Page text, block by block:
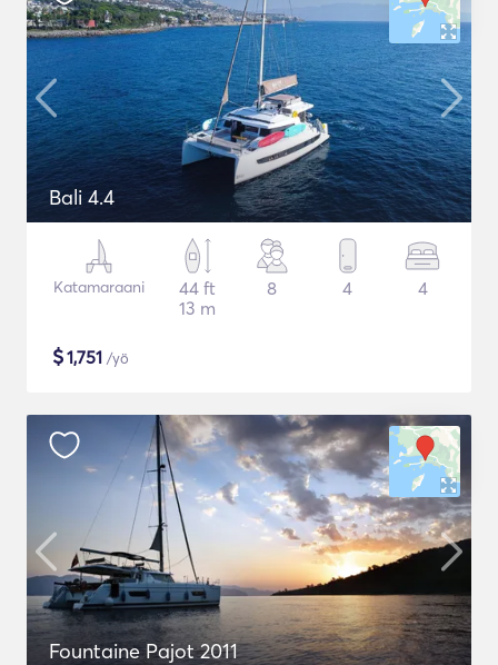
Bali 4.4
Katamaraani
44 ft
13 m
8 4 4
$1,751 /yö
Fountaine Pajot 2011